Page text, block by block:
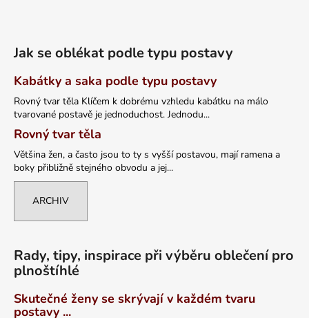
Jak se oblékat podle typu postavy
Kabátky a saka podle typu postavy
Rovný tvar těla Klíčem k dobrému vzhledu kabátku na málo
tvarované postavě je jednoduchost. Jednodu...
Rovný tvar těla
Většina žen, a často jsou to ty s vyšší postavou, mají ramena a
boky přibližně stejného obvodu a jej...
ARCHIV
Rady, tipy, inspirace při výběru oblečení pro
plnoštíhlé
Skutečné ženy se skrývají v každém tvaru
postavy ...